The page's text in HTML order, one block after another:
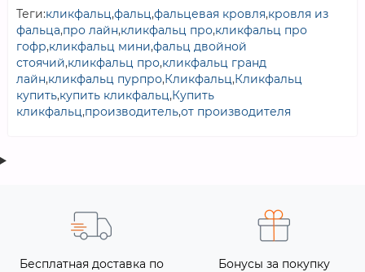
Теги:кликфальц,фальц,фальцевая кровля,кровля из
фальца,про лайн,кликфальц про,кликфальц про
гофр,кликфальц мини,фальц двойной
стоячий,кликфальц про,кликфальц гранд
лайн,кликфальц пурпро,Кликфальц,Кликфальц
купить,купить кликфальц,Купить
кликфальц,производитель,от производителя
Бесплатная доставка по
Бонусы за покупку